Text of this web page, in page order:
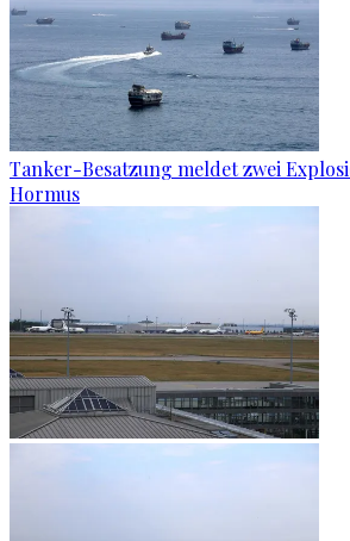
Tanker-Besatzung meldet zwei
Hormus